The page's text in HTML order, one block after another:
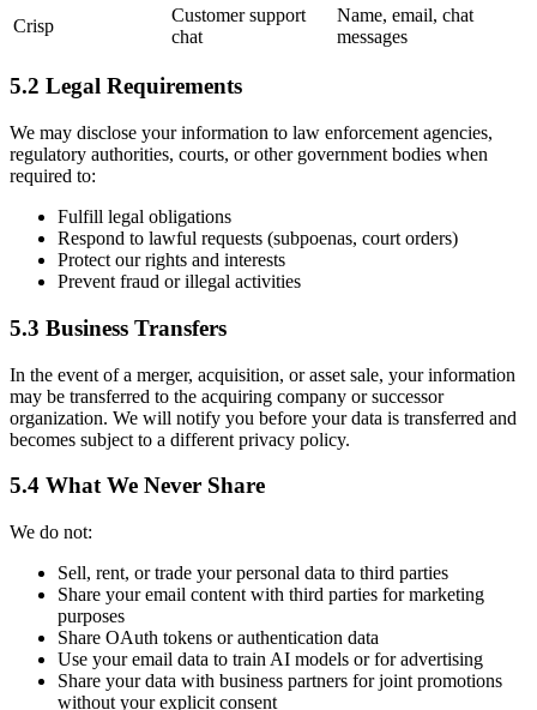
Crisp
Customer support
chat
Name, email, chat
messages
5.2 Legal Requirements
We may disclose your information to law enforcement agencies,
regulatory authorities, courts, or other government bodies when
required to:
Fulfill legal obligations
Respond to lawful requests (subpoenas, court orders)
Protect our rights and interests
Prevent fraud or illegal activities
5.3 Business Transfers
In the event of a merger, acquisition, or asset sale, your information
may be transferred to the acquiring company or successor
organization. We will notify you before your data is transferred and
becomes subject to a different privacy policy.
5.4 What We Never Share
We do not:
Sell, rent, or trade your personal data to third parties
Share your email content with third parties for marketing
purposes
Share OAuth tokens or authentication data
Use your email data to train AI models or for advertising
Share your data with business partners for joint promotions
without your explicit consent